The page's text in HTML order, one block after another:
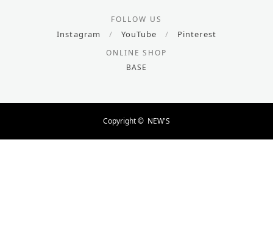
FOLLOW US
Instagram / YouTube / Pinterest
ONLINE SHOP
BASE
Copyright © NEW'S